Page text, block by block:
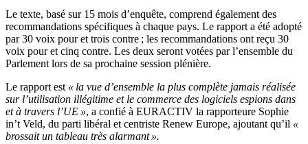
Le texte, basé sur 15 mois d’enquête, comprend également des
recommandations spécifiques à chaque pays. Le rapport a été adopté
par 30 voix pour et trois contre ; les recommandations ont reçu 30
voix pour et cinq contre. Les deux seront votées par l’ensemble du
Parlement lors de sa prochaine session plénière.
Le rapport est « la vue d’ensemble la plus complète jamais réalisée
sur l’utilisation illégitime et le commerce des logiciels espions dans
et à travers l’UE », a confié à EURACTIV la rapporteure Sophie
in’t Veld, du parti libéral et centriste Renew Europe, ajoutant qu’il «
brossait un tableau très alarmant ».